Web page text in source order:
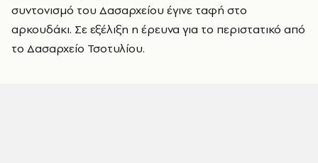
συντονισμό του Δασαρχείου έγινε ταφή στο
αρκουδάκι. Σε εξέλιξη η έρευνα για το περιστατικό από
το Δασαρχείο Τσοτυλίου.